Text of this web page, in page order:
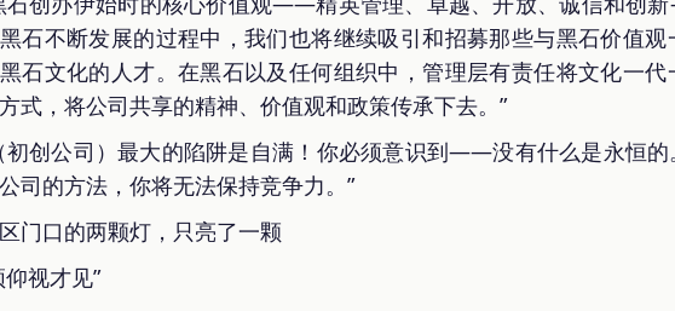
石不断发展的过程中，我们也将继续吸引和招募那些与黑石价值
石文化的人才。在黑石以及任何组织中，管理层有责任将文化一
式，将公司共享的精神、价值观和政策传承下去。”
初创公司）最大的陷阱是自满！你必须意识到——没有什么是永恒
司的方法，你将无法保持竞争力。”
门口的两颗灯，只亮了一颗
仰视才见”